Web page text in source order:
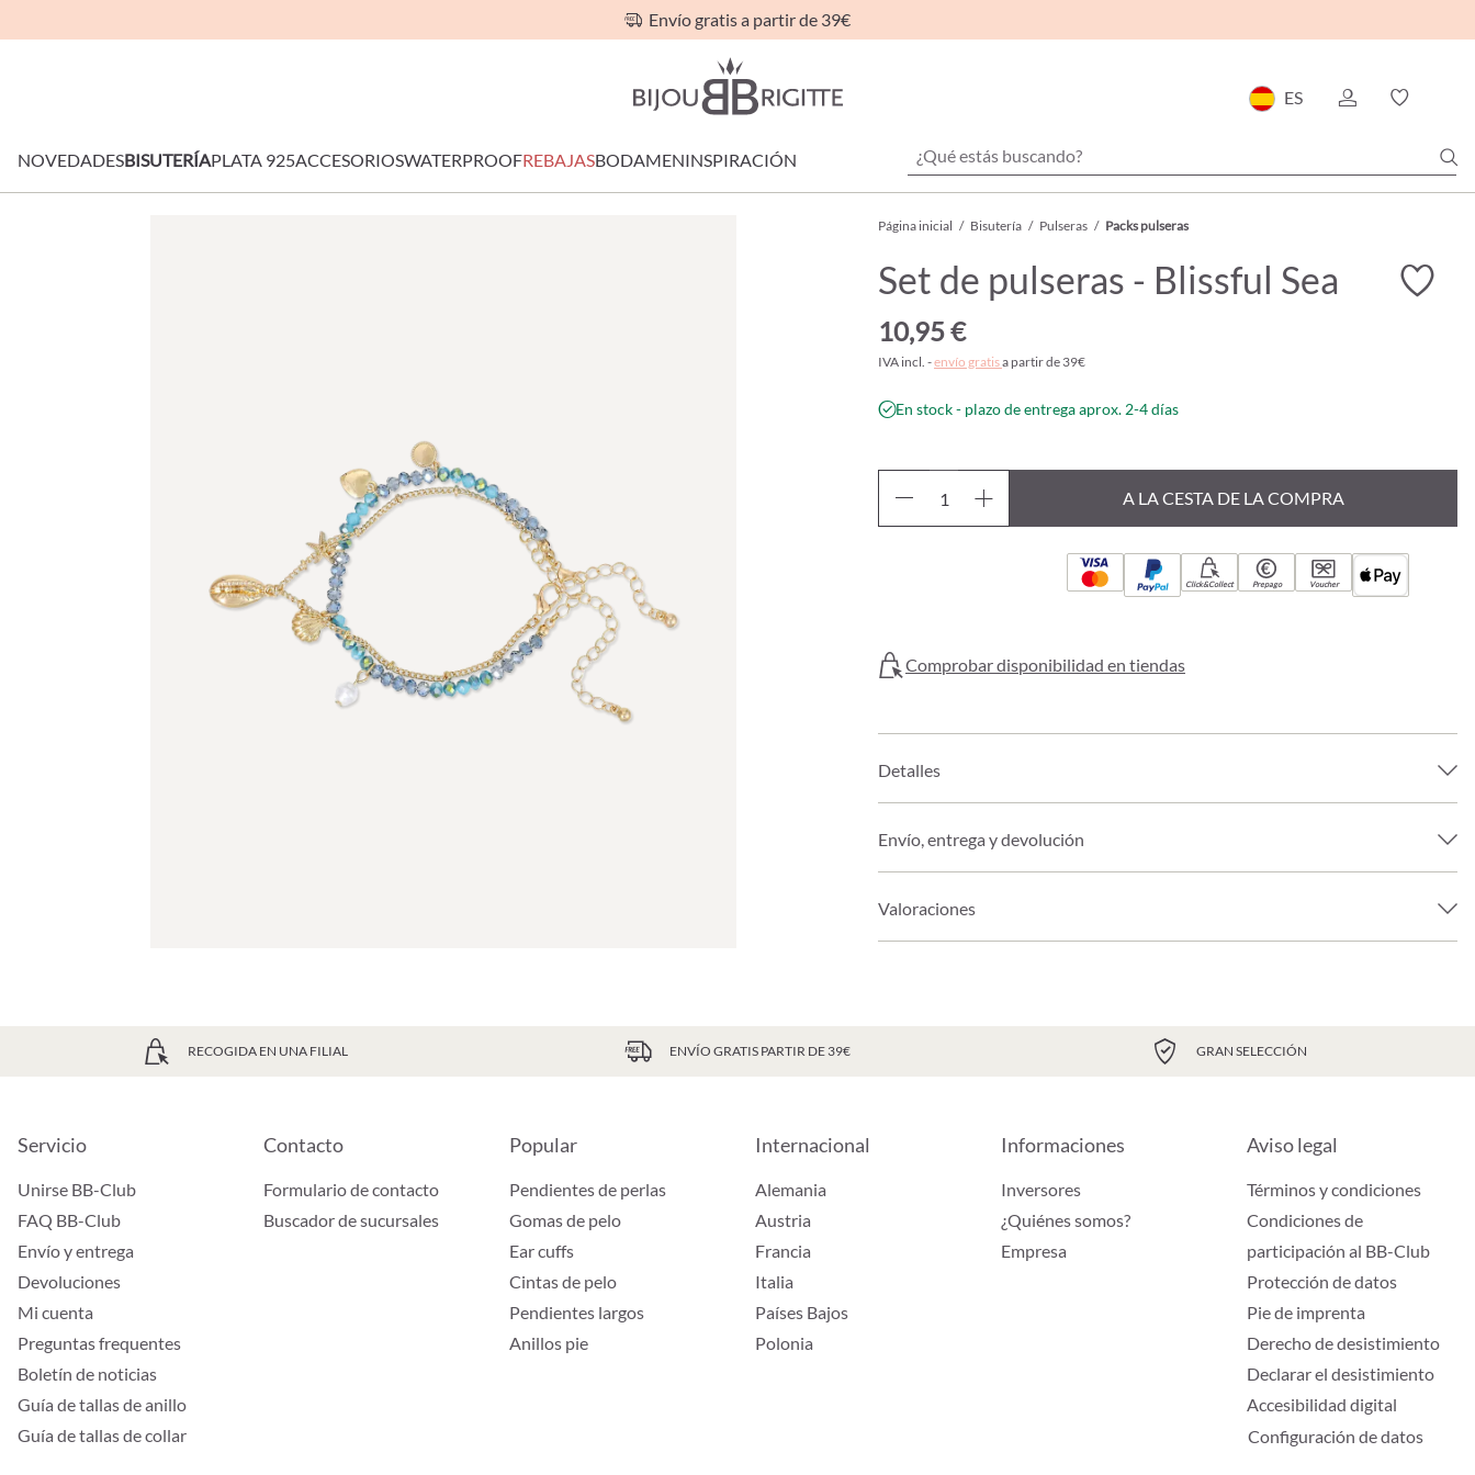
Envío gratis a partir de 39€
ES
NOVEDADESBISUTERÍAPLATA 925ACCESORIOSWATERPROOFREBAJASBODAMENINSPIRACIÓN
Página inicial / Bisutería / Pulseras / Packs pulseras
Set de pulseras - Blissful Sea
10,95 €
IVA incl. -envío gratisa partir de 39€
En stock - plazo de entrega aprox. 2-4 días
A LA CESTA DE LA COMPRA
Click&Collect Prepago Voucher
Comprobar disponibilidad en tiendas
Detalles
Envío, entrega y devolución
Valoraciones
RECOGIDA EN UNA FILIAL ENVÍO GRATIS PARTIR DE 39€ GRAN SELECCIÓN
Servicio
Unirse BB-Club
FAQ BB-Club
Envío y entrega
Devoluciones
Mi cuenta
Preguntas frequentes
Boletín de noticias
Guía de tallas de anillo
Guía de tallas de collar
Contacto
Formulario de contacto
Buscador de sucursales
Popular
Pendientes de perlas
Gomas de pelo
Ear cuffs
Cintas de pelo
Pendientes largos
Anillos pie
Internacional
Alemania
Austria
Francia
Italia
Países Bajos
Polonia
Informaciones
Inversores
¿Quiénes somos?
Empresa
Aviso legal
Términos y condiciones
Condiciones de
participación al BB-Club
Protección de datos
Pie de imprenta
Derecho de desistimiento
Declarar el desistimiento
Accesibilidad digital
Configuración de datos